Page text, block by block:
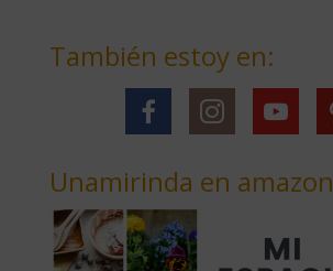
También estoy en:
Unamirinda en amazon